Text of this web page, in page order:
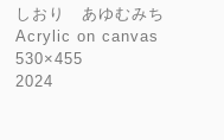
しおり あゆむみち
Acrylic on canvas
530×455
2024